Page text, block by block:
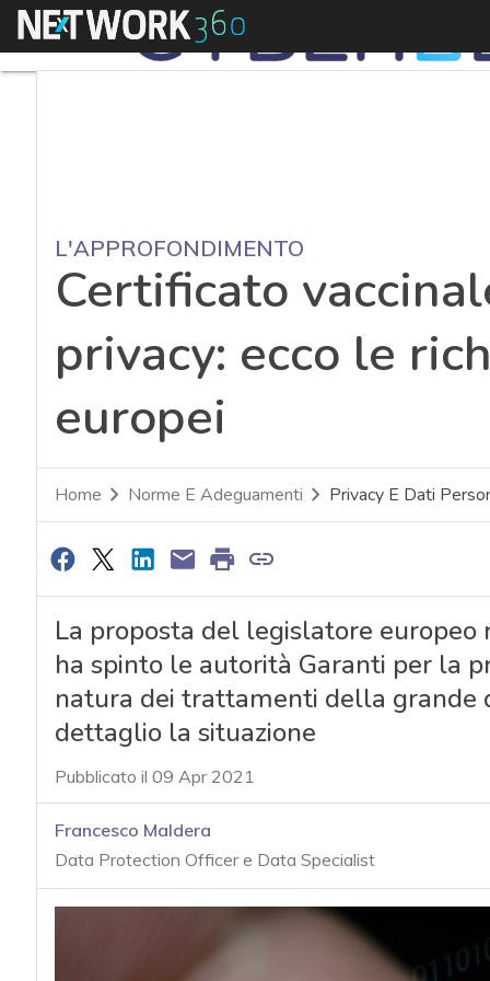
Menu
L'APPROFONDIMENTO
Certificato
privacy: ecco le
europei
Home Norme E Adeguamenti Privacy E Dati
La proposta del legislatore
ha spinto le autorità Garanti per la
natura dei trattamenti della grande
dettaglio la situazione
Pubblicato il 09 Apr 2021
Francesco Maldera
Data Protection Officer e Data Specialist